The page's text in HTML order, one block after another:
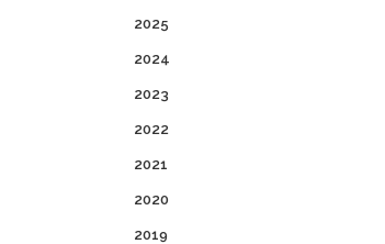
2025
2024
2023
2022
2021
2020
2019